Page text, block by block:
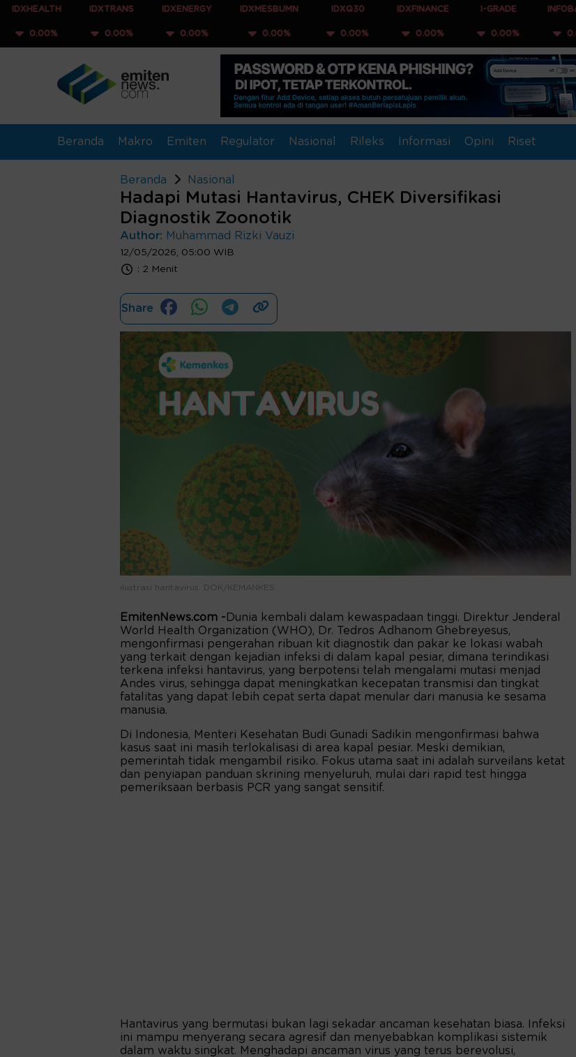
IDXTRANS
0.00%
IDXENERGY
0.00%
IDXMESBUMN
0.00%
IDXQ30
0.00%
IDXFINANCE
0.00%
I-GRADE
0.00%
INFOBANK15
0.00%
Beranda Makro Emiten Regulator Nasional Rileks Informasi Opini Riset
Beranda Nasional
Hadapi Mutasi Hantavirus, CHEK Diversifikasi
Diagnostik Zoonotik
Author: Muhammad Rizki Vauzi
12/05/2026, 05:00 WIB
: 2 Menit
Share
ilustrasi hantavirus. DOK/KEMANKES
EmitenNews.com - Dunia kembali dalam kewaspadaan tinggi. Direktur Jenderal
World Health Organization (WHO), Dr. Tedros Adhanom Ghebreyesus,
mengonfirmasi pengerahan ribuan kit diagnostik dan pakar ke lokasi wabah
yang terkait dengan kejadian infeksi di dalam kapal pesiar, dimana terindikasi
terkena infeksi hantavirus, yang berpotensi telah mengalami mutasi menjad
Andes virus, sehingga dapat meningkatkan kecepatan transmisi dan tingkat
fatalitas yang dapat lebih cepat serta dapat menular dari manusia ke sesama
manusia.
Di Indonesia, Menteri Kesehatan Budi Gunadi Sadikin mengonfirmasi bahwa
kasus saat ini masih terlokalisasi di area kapal pesiar. Meski demikian,
pemerintah tidak mengambil risiko. Fokus utama saat ini adalah surveilans ketat
dan penyiapan panduan skrining menyeluruh, mulai dari rapid test hingga
pemeriksaan berbasis PCR yang sangat sensitif.
Hantavirus yang bermutasi bukan lagi sekadar ancaman kesehatan biasa. Infeksi
ini mampu menyerang secara agresif dan menyebabkan komplikasi sistemik
dalam waktu singkat. Menghadapi ancaman virus yang terus berevolusi,